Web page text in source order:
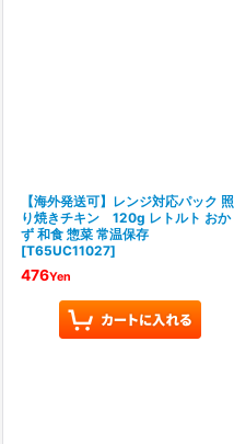
【海外発送可】レンジ対応パック 照
り焼きチキン 120g レトルト おか
ず 和食 惣菜 常温保存
[T65UC11027]
476Yen